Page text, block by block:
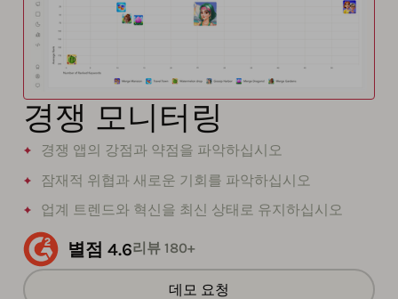
경쟁 모니터링
경쟁 앱의 강점과 약점을 파악하십시오
잠재적 위협과 새로운 기회를 파악하십시오
업계 트렌드와 혁신을 최신 상태로 유지하십시오
별점 4.6리뷰 180+
데모 요청